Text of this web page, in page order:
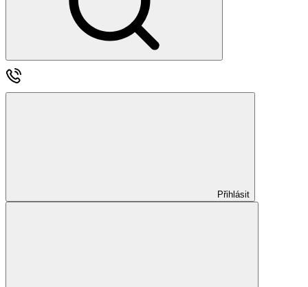
Přihlásit